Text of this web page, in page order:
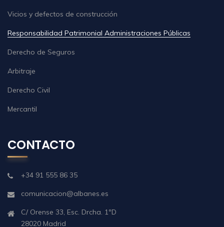
Vicios y defectos de construcción
Responsabilidad Patrimonial Administraciones Públicas
Derecho de Seguros
Arbitraje
Derecho Civil
Mercantil
CONTACTO
+34 91 555 86 35
comunicacion@albanes.es
C/ Orense 33, Esc. Drcha. 1ºD
28020 Madrid